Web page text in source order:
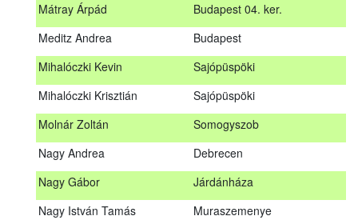
Mátray Árpád
Budapest 04. ker.
Meditz Andrea
Budapest
Mihalóczki Kevin
Sajópüspöki
Mihalóczki Krisztián
Sajópüspöki
Molnár Zoltán
Somogyszob
Nagy Andrea
Debrecen
Nagy Gábor
Járdánháza
Nagy István Tamás
Muraszemenye
Magyar Gergely
Regéc
Hercegszántó
Pilisszentiván
Budapest 04. ker.
Budapest
Mihalóczki Kevin
Mihalóczki Krisztián